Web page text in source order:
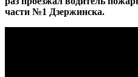
части №1 Дзержинска.